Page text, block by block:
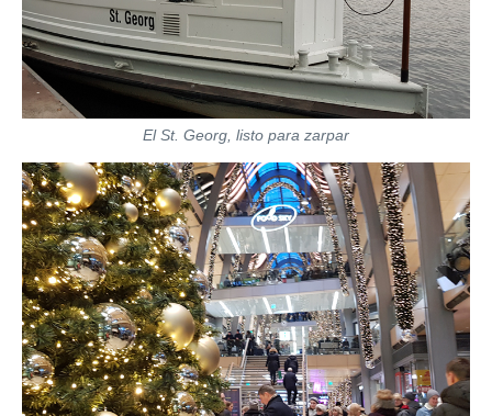
El St. Georg, listo para zarpar